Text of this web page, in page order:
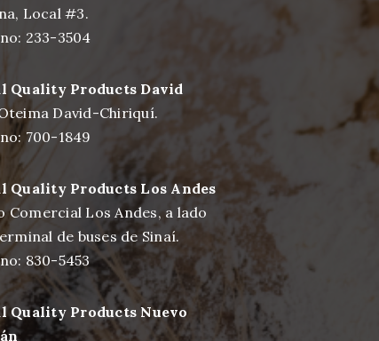
Local #3.
233-3504
Quality Products David
David-Chiriquí.
700-1849
Quality Products Los Andes
Comercial Los Andes, a lado
de buses de Sinaí.
830-5453
Quality Products Nuevo